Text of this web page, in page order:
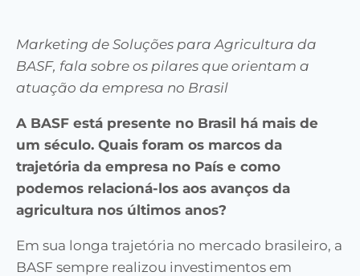
Marketing de Soluções para Agricultura da
BASF, fala sobre os pilares que orientam a
atuação da empresa no Brasil
A BASF está presente no Brasil há mais de
um século. Quais foram os marcos da
trajetória da empresa no País e como
podemos relacioná-los aos avanços da
agricultura nos últimos anos?
Em sua longa trajetória no mercado brasileiro, a
BASF sempre realizou investimentos em